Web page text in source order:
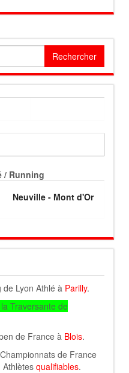
/ Running
Neuville - Mont d'Or
de Lyon Athlé à Parilly.
Traversante de
de France à Blois.
de France
Athlètesqualifiables.